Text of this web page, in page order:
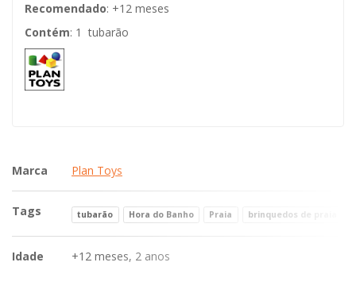
Recomendado: +12 meses
Contém: 1 tubarão
Marca Plan Toys
Tags tubarão Hora do Banho Praia brinquedos de praia
Idade +12 meses, 2 anos